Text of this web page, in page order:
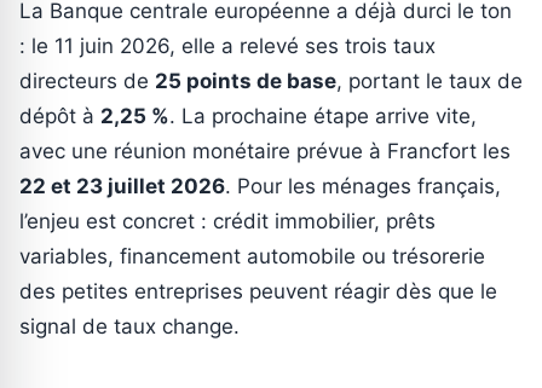
La Banque centrale européenne a déjà durci le ton
: le 11 juin 2026, elle a relevé ses trois taux
directeurs de 25 points de base, portant le taux de
dépôt à 2,25 %. La prochaine étape arrive vite,
avec une réunion monétaire prévue à Francfort les
22 et 23 juillet 2026. Pour les ménages français,
l’enjeu est concret : crédit immobilier, prêts
variables, financement automobile ou trésorerie
des petites entreprises peuvent réagir dès que le
signal de taux change.